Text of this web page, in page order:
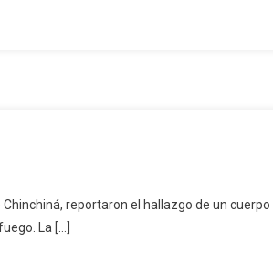
reportaron el hallazgo de un cuerpo
La […]